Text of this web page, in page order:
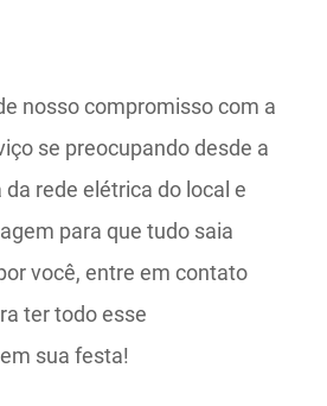
nosso compromisso com a
se preocupando desde a
rede elétrica do local e
para que tudo saia
você, entre em contato
ter todo esse
sua festa!